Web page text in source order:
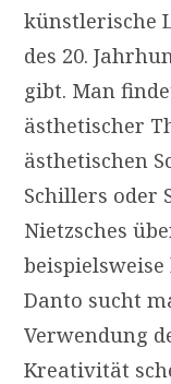
künstlerische
des 20.
gibt. Man
ästhetischer
ästhetischen
Schillers oder
Nietzsches
Danto sucht
Verwendung
Kreativität